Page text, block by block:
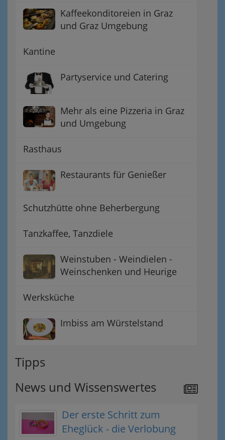
Kaffeekonditoreien in Graz
und Graz Umgebung
Kantine
Partyservice und Catering
Mehr als eine Pizzeria in Graz
und Umgebung
Rasthaus
Restaurants für Genießer
Schutzhütte ohne Beherbergung
Tanzkaffee, Tanzdiele
Weinstuben - Weindielen -
Weinschenken und Heurige
Werksküche
Imbiss am Würstelstand
Tipps
News und Wissenswertes
Der erste Schritt zum
Eheglück - die Verlobung